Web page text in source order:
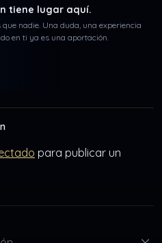
tiene lugar aquí.
nadie. Una duda, una experiencia
en ti ya es una aportación.
para publicar un